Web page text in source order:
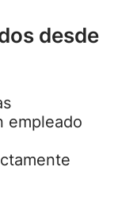
desde
empleado